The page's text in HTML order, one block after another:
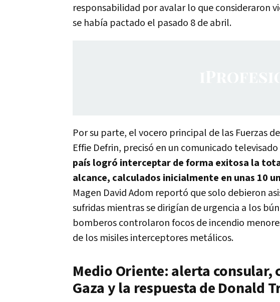
responsabilidad por avalar lo que consideraron
se había pactado el pasado 8 de abril.
Por su parte, el vocero principal de las Fuerzas
Effie Defrin, precisó en un comunicado
país logró interceptar de forma exitosa la
alcance, calculados inicialmente en unas 10
Magen David Adom reportó que solo debieron
sufridas mientras se dirigían de urgencia a los
bomberos controlaron focos de incendio
de los misiles interceptores metálicos.
Medio Oriente: alerta consular,
Gaza y la respuesta de Donald